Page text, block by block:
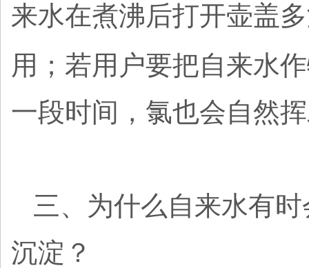
来水在煮沸后打开壶盖
用；若用户要把自来水
一段时间，氯也会自然
三、为什么自来水有
沉淀？